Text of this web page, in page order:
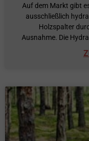
Auf dem Markt gibt
ausschließlich
Holzspalter
Ausnahme. Die